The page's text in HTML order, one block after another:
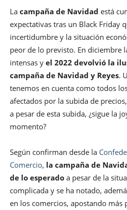
La campaña de Navidad está
expectativas tras un Black Friday
incertidumbre y la situación
peor de lo previsto. En diciembre
intensas y el 2022 devolvió la
campaña de Navidad y Reyes.
tenemos en cuenta como todos
afectados por la subida de
a pesar de esta subida, ¿sigue la
momento?
Según confirman desde la
Comercio, la campaña de
de lo esperado a pesar de la
complicada y se ha notado,
en los comercios, apostando más